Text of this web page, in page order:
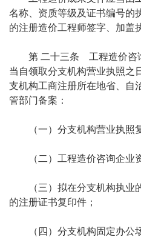
名称、资质等级及证书编号的
的注册造价工程师签字、加盖
第 二十三条 工程造价咨询
当自领取分支机构营业执照之
支机构工商注册所在地省、自
管部门备案：
（一）分支机构营业执照复
（二）工程造价咨询企业资
（三）拟在分支机构执业
的注册证书复印件；
（四）分支机构固定办公场